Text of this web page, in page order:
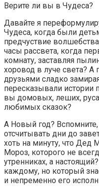
Верите ли вы в Чудеса?
Давайте я
Чудеса, когда были
предчуствие
часы рассвета, когда
комнату, заставляя
хоровод в луче света? А
друзьями сладко
пересказывали истории
вы домовых, леших,
любимых сказок?
А Новый год?
отсчитывать дни до
хоть на минуту, что Дед
Мороз, которого не
утренниках, а
каждому, но который
и непременно его